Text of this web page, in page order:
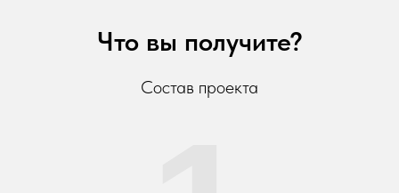
Что вы получите?
Состав проекта